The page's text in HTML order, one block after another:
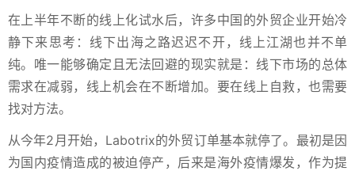
在上半年不断的线上化试水后，许多中国的外贸企业开始冷
静下来思考：线下出海之路迟迟不开，线上江湖也并不单
纯。唯一能够确定且无法回避的现实就是：线下市场的总体
需求在减弱，线上机会在不断增加。要在线上自救，也需要
找对方法。
从今年2月开始，Labotrix的外贸订单基本就停了。最初是因
为国内疫情造成的被迫停产，后来是海外疫情爆发，作为提